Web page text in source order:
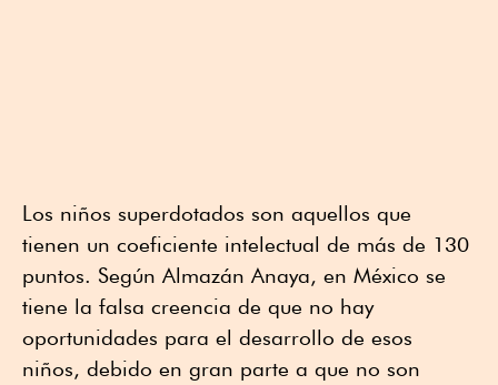
Los niños superdotados son aquellos que
tienen un coeficiente intelectual de más de 130
puntos. Según Almazán Anaya, en México se
tiene la falsa creencia de que no hay
oportunidades para el desarrollo de esos
niños, debido en gran parte a que no son